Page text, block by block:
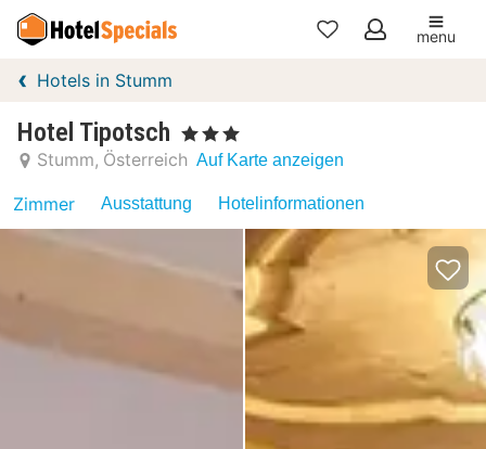
Meine
menu
Hotels in Stumm
Hotel Tipotsch , 3 Sterne
Stumm Österreich Auf Karte anzeigen
Zimmer Ausstattung Hotelinformationen